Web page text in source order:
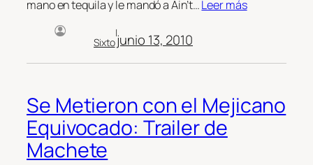
mano en tequila y le mandó a Ain’t…Leer más
Sixto
|junio 13, 2010
Se Metieron con el Mejicano
Equivocado: Trailer de
Machete